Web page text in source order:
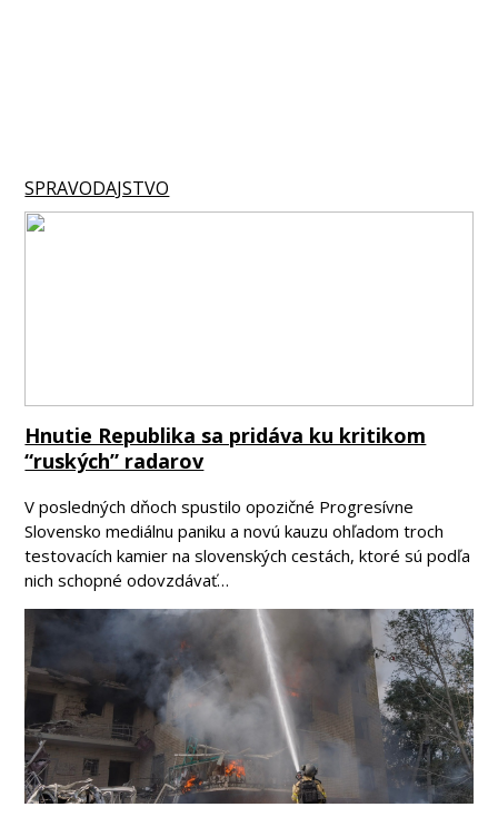
SPRAVODAJSTVO
Hnutie Republika sa pridáva ku kritikom
“ruských” radarov
V posledných dňoch spustilo opozičné Progresívne
Slovensko mediálnu paniku a novú kauzu ohľadom troch
testovacích kamier na slovenských cestách, ktoré sú podľa
nich schopné odovzdávať…